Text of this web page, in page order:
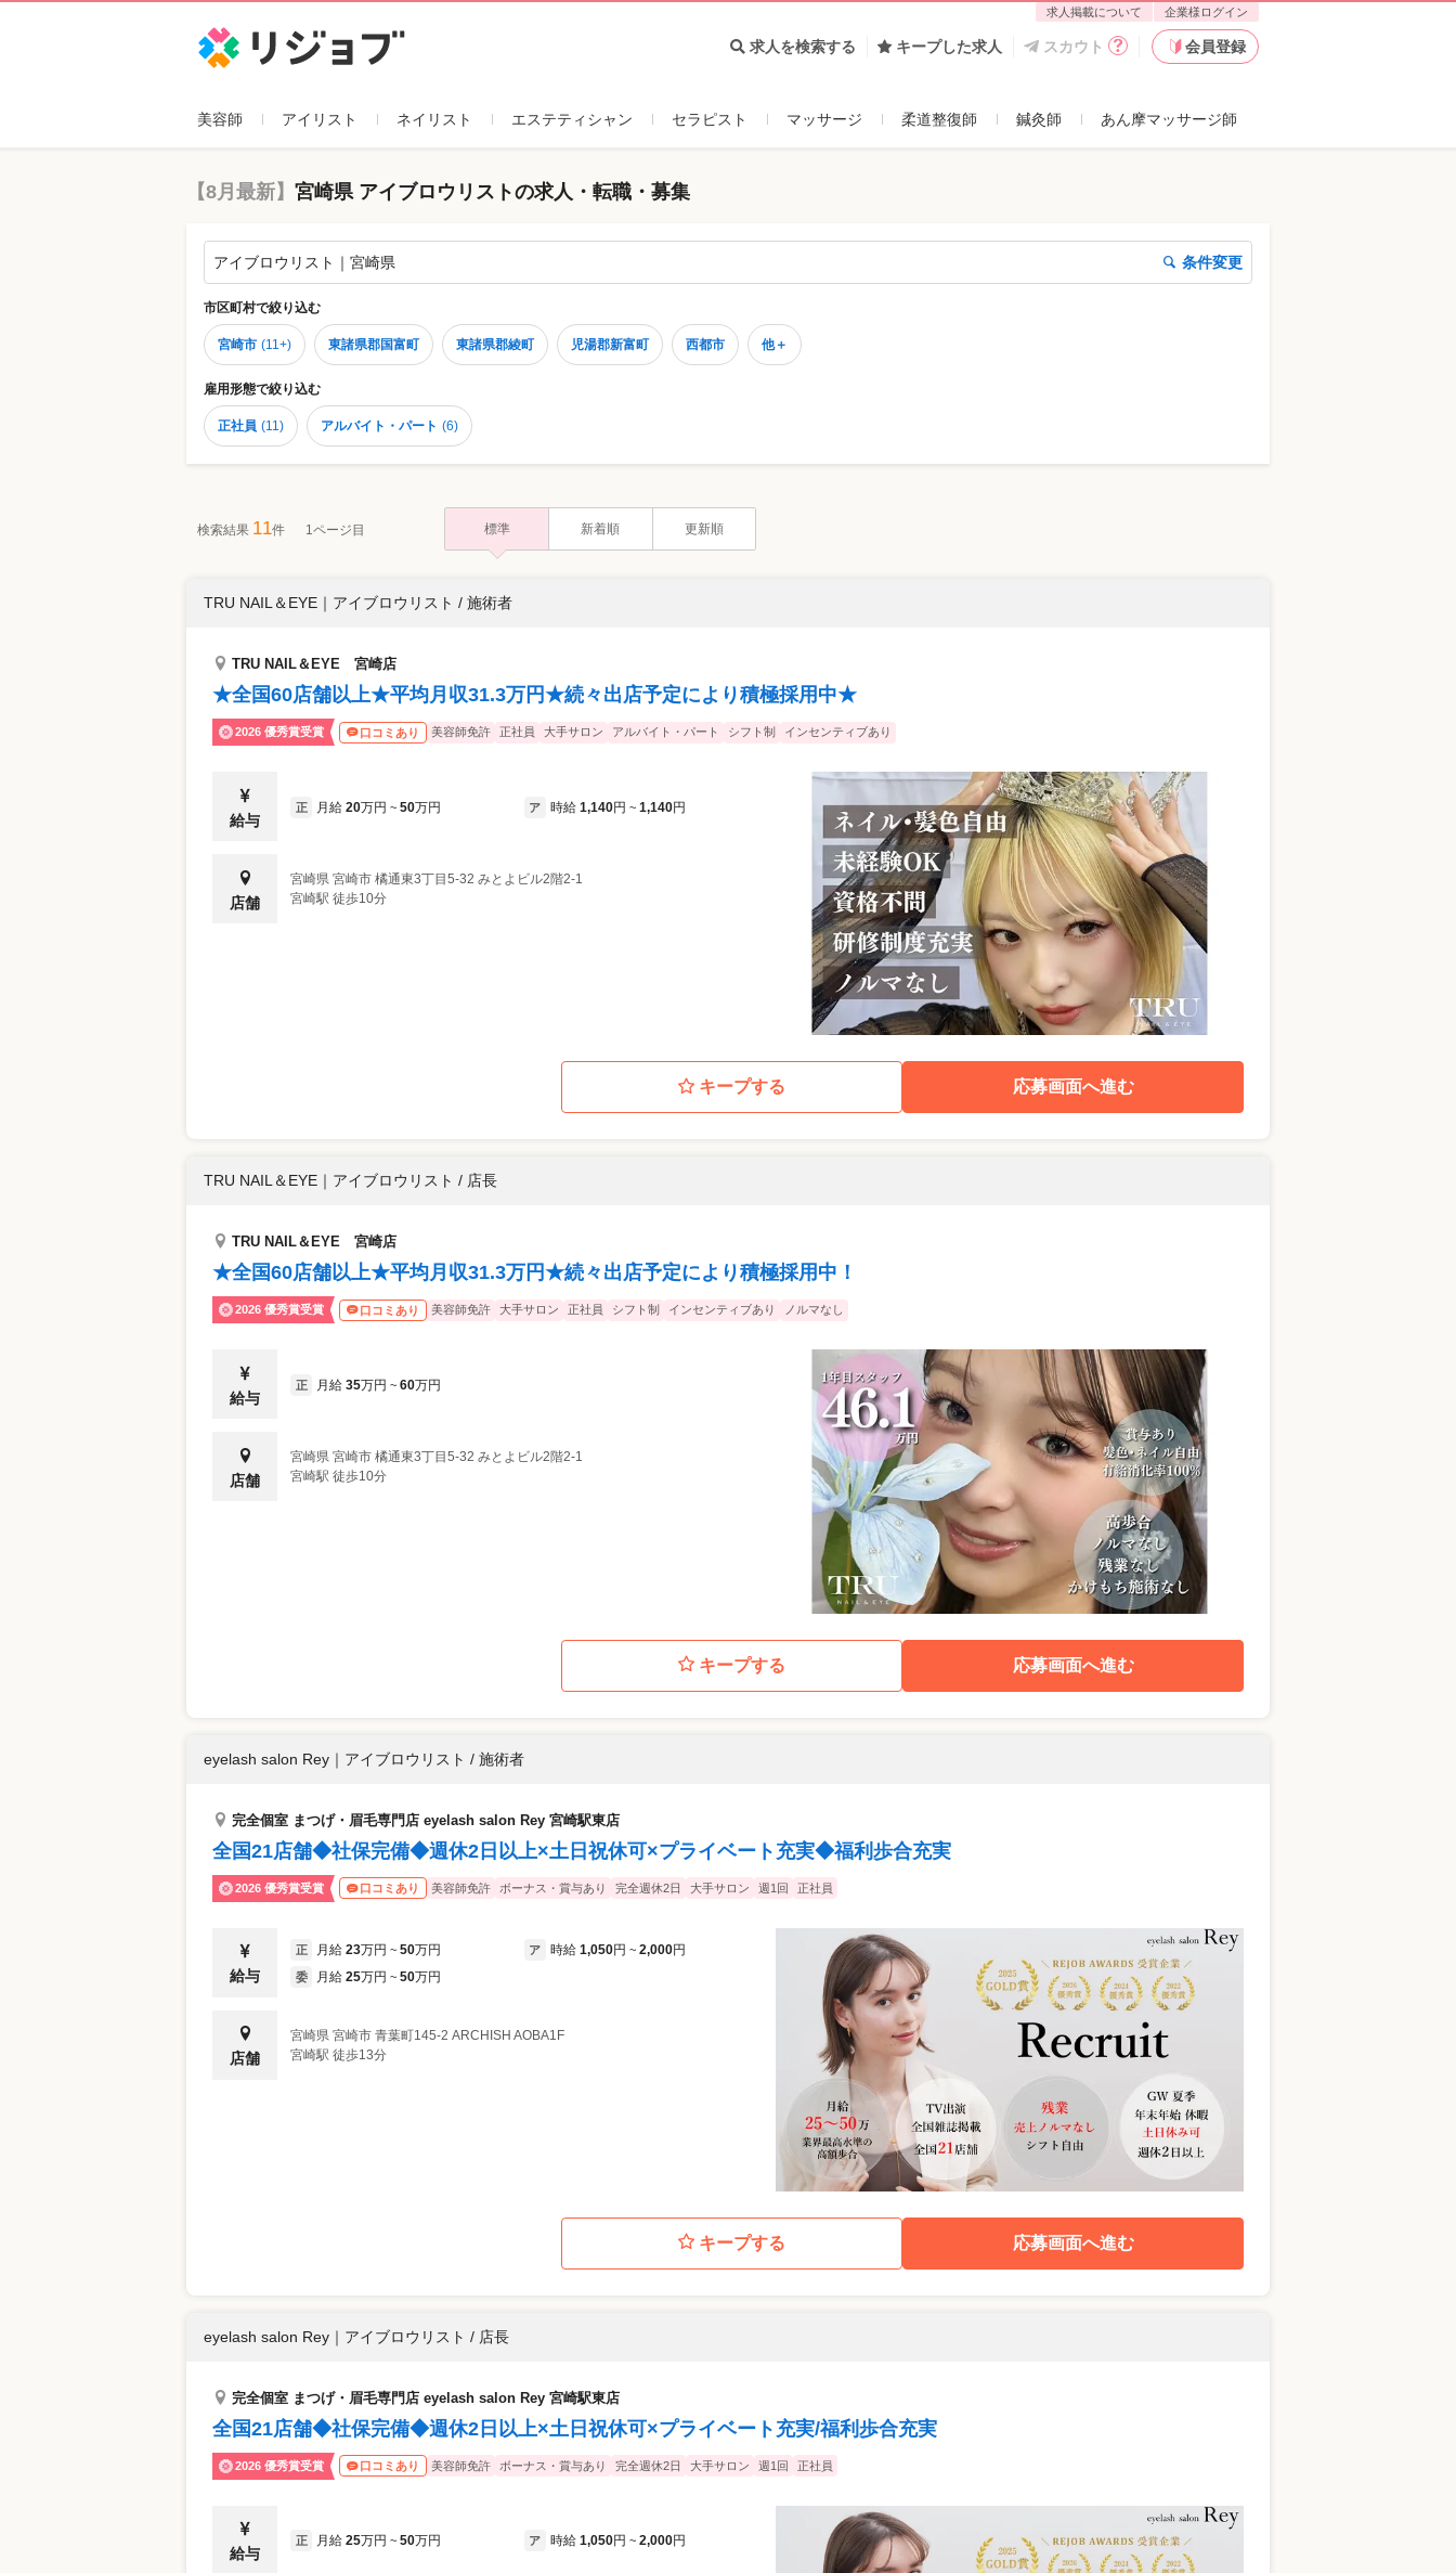
求人掲載について 企業様ログイン
求人を検索する キープした求人 スカウト 会員登録
美容師 アイリスト ネイリスト エステティシャン セラピスト マッサージ 柔道整復師 鍼灸師 あん摩マッサージ師
【8月最新】 宮崎県 アイブロウリストの求人・転職・募集
アイブロウリスト｜宮崎県 条件変更
市区町村で絞り込む
宮崎市 (11+) 東諸県郡国富町 東諸県郡綾町 児湯郡新富町 西都市 他＋
雇用形態で絞り込む
正社員 (11) アルバイト・パート (6)
検索結果 11件 1ページ目 標準 新着順 更新順
TRU NAIL＆EYE ｜ アイブロウリスト / 施術者
TRU NAIL＆EYE 宮崎店
★全国60店舗以上★平均月収31.3万円★続々出店予定により積極採用中★
2026 優秀賞受賞 口コミあり 美容師免許 正社員 大手サロン アルバイト・パート シフト制 インセンティブあり
給与
正 月給 20万円 ~ 50万円 ア 時給 1,140円 ~ 1,140円
店舗
宮崎県 宮崎市 橘通東3丁目5-32 みとよビル2階2-1
宮崎駅 徒歩10分
キープする 応募画面へ進む
TRU NAIL＆EYE ｜ アイブロウリスト / 店長
TRU NAIL＆EYE 宮崎店
★全国60店舗以上★平均月収31.3万円★続々出店予定により積極採用中！
2026 優秀賞受賞 口コミあり 美容師免許 大手サロン 正社員 シフト制 インセンティブあり ノルマなし
給与
正 月給 35万円 ~ 60万円
店舗
宮崎県 宮崎市 橘通東3丁目5-32 みとよビル2階2-1
宮崎駅 徒歩10分
キープする 応募画面へ進む
eyelash salon Rey ｜ アイブロウリスト / 施術者
完全個室 まつげ・眉毛専門店 eyelash salon Rey 宮崎駅東店
全国21店舗◆社保完備◆週休2日以上×土日祝休可×プライベート充実◆福利歩合充実
2026 優秀賞受賞 口コミあり 美容師免許 ボーナス・賞与あり 完全週休2日 大手サロン 週1回 正社員
給与
正 月給 23万円 ~ 50万円 ア 時給 1,050円 ~ 2,000円
委 月給 25万円 ~ 50万円
店舗
宮崎県 宮崎市 青葉町145‐2 ARCHISH AOBA1F
宮崎駅 徒歩13分
キープする 応募画面へ進む
eyelash salon Rey ｜ アイブロウリスト / 店長
完全個室 まつげ・眉毛専門店 eyelash salon Rey 宮崎駅東店
全国21店舗◆社保完備◆週休2日以上×土日祝休可×プライベート充実/福利歩合充実
2026 優秀賞受賞 口コミあり 美容師免許 ボーナス・賞与あり 完全週休2日 大手サロン 週1回 正社員
給与
正 月給 25万円 ~ 50万円 ア 時給 1,050円 ~ 2,000円